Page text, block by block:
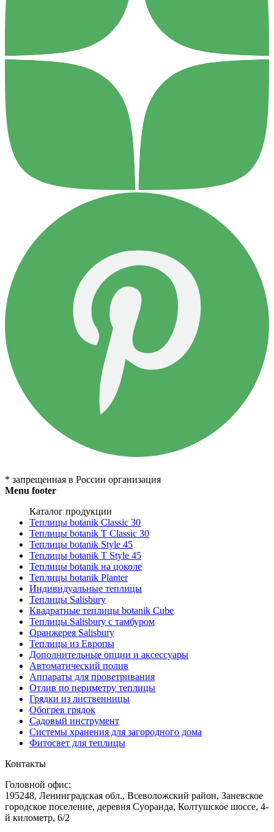
* запрещенная в России организация
Menu footer
Каталог продукции
Теплицы botanik Classic 30
Теплицы botanik T Classic 30
Теплицы botanik Style 45
Теплицы botanik Т Style 45
Теплицы botanik на цоколе
Теплицы botanik Planter
Индивидуальные теплицы
Теплицы Salisbury
Квадратные теплицы botanik Cube
Теплицы Salisbury с тамбуром
Оранжерея Salisbury
Теплицы из Европы
Дополнительные опции и аксессуары
Автоматический полив
Аппараты для проветривания
Отлив по периметру теплицы
Грядки из лиственницы
Обогрев грядок
Садовый инструмент
Системы хранения для загородного дома
Фитосвет для теплицы
Контакты
Головной офис:
195248, Ленинградская обл., Всеволожский район, Заневское
городское поселение, деревня Суоранда, Колтушское шоссе, 4-
й километр, 6/2